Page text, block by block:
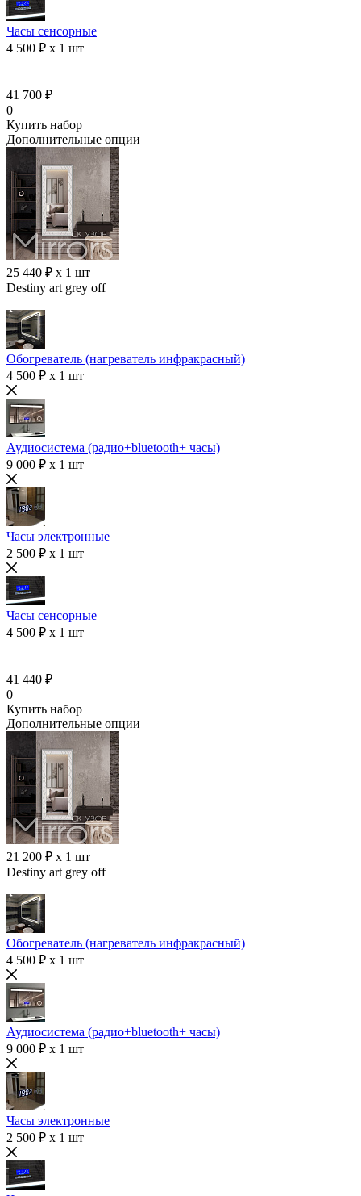
Часы сенсорные
4 500 ₽ x 1 шт
41 700 ₽
0
Купить набор
Дополнительные опции
25 440 ₽ x 1 шт
Destiny art grey off
Обогреватель (нагреватель инфракрасный)
4 500 ₽ x 1 шт
Аудиосистема (радио+bluetooth+ часы)
9 000 ₽ x 1 шт
Часы электронные
2 500 ₽ x 1 шт
Часы сенсорные
4 500 ₽ x 1 шт
41 440 ₽
0
Купить набор
Дополнительные опции
21 200 ₽ x 1 шт
Destiny art grey off
Обогреватель (нагреватель инфракрасный)
4 500 ₽ x 1 шт
Аудиосистема (радио+bluetooth+ часы)
9 000 ₽ x 1 шт
Часы электронные
2 500 ₽ x 1 шт